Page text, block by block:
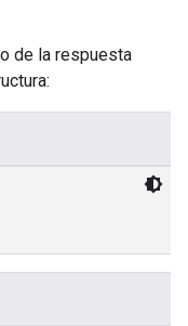
de la respuesta